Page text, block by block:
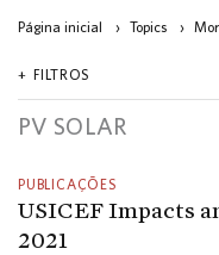
Página inicial › Topics ›
FILTROS
PV SOLAR
PUBLICAÇÕES
USICEF Impacts
2021